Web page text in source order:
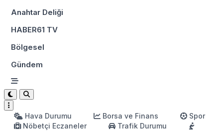
Anahtar Deliği
HABER61 TV
Bölgesel
Gündem
Hava Durumu Borsa ve Finans
Spor
Nöbetçi Eczaneler
Trafik Durumu